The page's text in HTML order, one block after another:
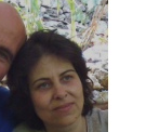
AL-KHAYYIR